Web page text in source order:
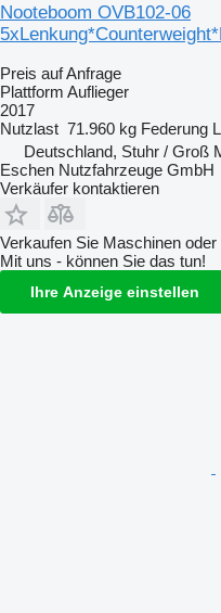
Nooteboom OVB102-06
Preis auf Anfrage
Plattform Auflieger
2017
Nutzlast 71.960 kg Federung
Deutschland, Stuhr / Groß
Eschen Nutzfahrzeuge GmbH
Verkäufer kontaktieren
Verkaufen Sie Maschinen
Mit uns - können Sie das tun!
Ihre Anzeige einstellen